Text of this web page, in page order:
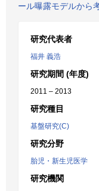
ール曝露モデルから
研究代表者
福井 義浩
研究期間 (年度)
2011 – 2013
研究種目
基盤研究(C)
研究分野
胎児・新生児医学
研究機関